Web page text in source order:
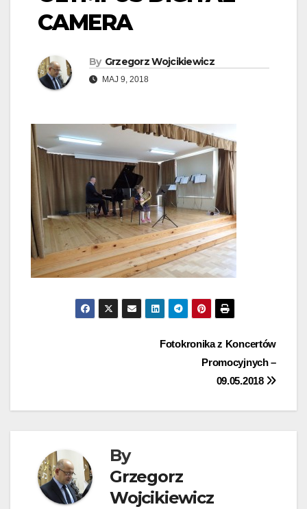
CAMERA
By Grzegorz Wojcikiewicz
MAJ 9, 2018
Fotokronika z Koncertów
Promocyjnych –
09.05.2018
By
Grzegorz
Wojcikiewicz